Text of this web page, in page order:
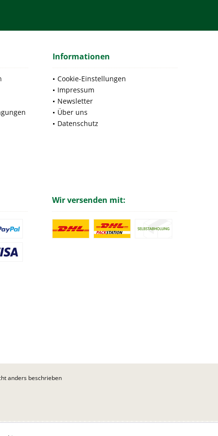
Informationen
Cookie-Einstellungen
Impressum
Newsletter
Über uns
Datenschutz
Wir versenden mit:
anders beschrieben